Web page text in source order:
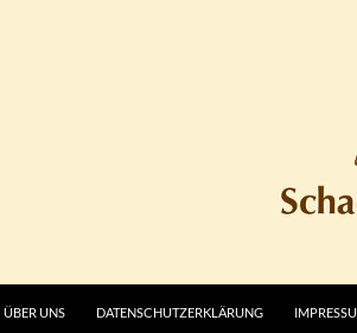
ÜBER UNS DATENSCHUTZERKLÄRUNG